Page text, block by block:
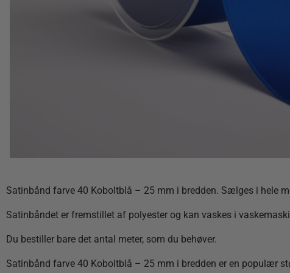
Satinbånd farve 40 Koboltblå – 25 mm i bredden. Sælges i hele
Satinbåndet er fremstillet af polyester og kan vaskes i
Du bestiller bare det antal meter, som du behøver.
Satinbånd farve 40 Koboltblå – 25 mm i bredden er en populær